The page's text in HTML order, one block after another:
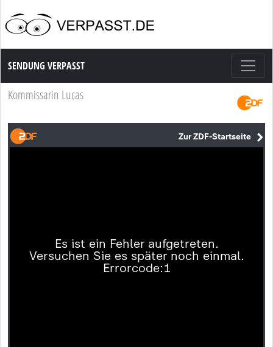
Sendung Verpasst
SENDUNG VERPASST
Kommissarin Lucas